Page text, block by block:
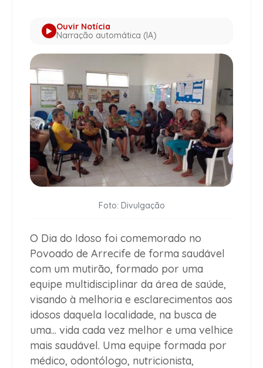
Ouvir Notícia
Narração automática (IA)
Foto: Divulgação
O Dia do Idoso foi comemorado no
Povoado de Arrecife de forma saudável
com um mutirão, formado por uma
equipe multidisciplinar da área de saúde,
visando à melhoria e esclarecimentos aos
idosos daquela localidade, na busca de
uma... vida cada vez melhor e uma velhice
mais saudável. Uma equipe formada por
médico, odontólogo, nutricionista,